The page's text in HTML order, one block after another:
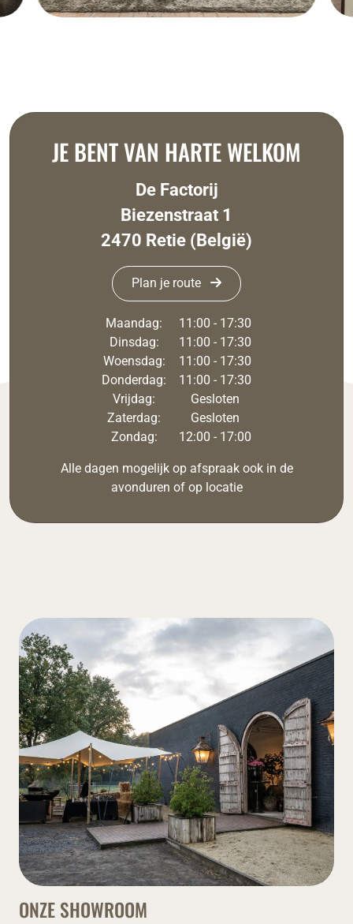
JE BENT VAN HARTE WELKOM
De Factorij
Biezenstraat 1
2470 Retie (België)
Plan je route
Maandag:
Dinsdag:
Woensdag:
Donderdag:
Vrijdag:
Zaterdag:
Zondag:
11:00 - 17:30
11:00 - 17:30
11:00 - 17:30
11:00 - 17:30
Gesloten
Gesloten
12:00 - 17:00
Alle dagen mogelijk op afspraak ook in de
avonduren of op locatie
ONZE SHOWROOM